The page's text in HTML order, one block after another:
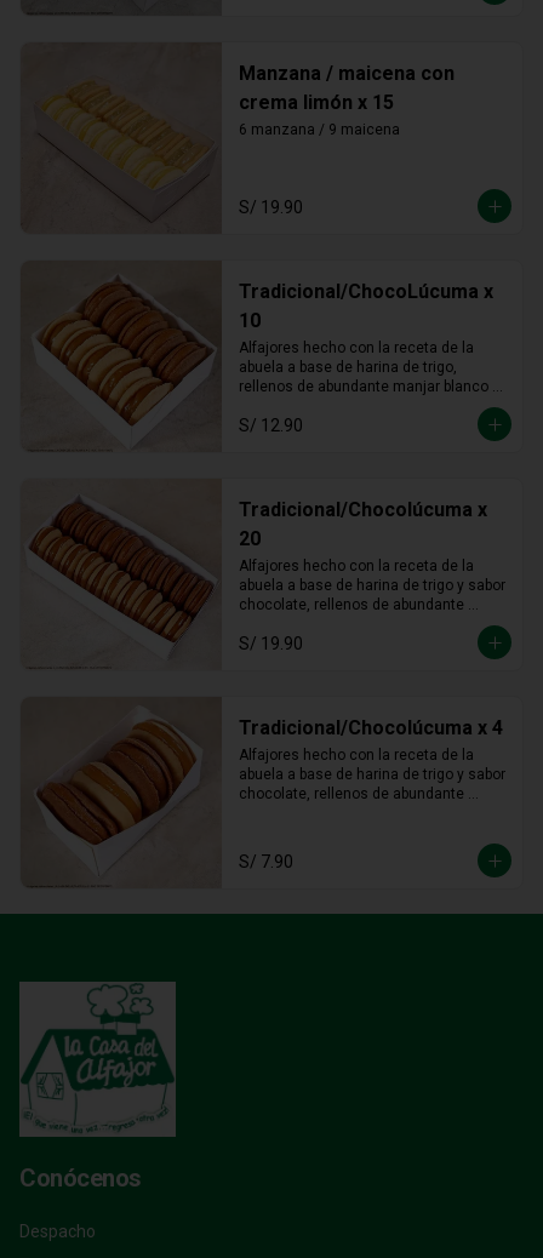
Manzana / maicena con
crema limón x 15
6 manzana / 9 maicena
S/ 19.90
Tradicional/ChocoLúcuma x
10
Alfajores hecho con la receta de la
abuela a base de harina de trigo,
rellenos de abundante manjar blanco
tradicional y manjar blanco de lúcuma
S/ 12.90
Tradicional/Chocolúcuma x
20
Alfajores hecho con la receta de la
abuela a base de harina de trigo y sabor
chocolate, rellenos de abundante
blanco de lúcuma
S/ 19.90
Tradicional/Chocolúcuma x 4
Alfajores hecho con la receta de la
abuela a base de harina de trigo y sabor
chocolate, rellenos de abundante
S/ 7.90
Conócenos
Despacho